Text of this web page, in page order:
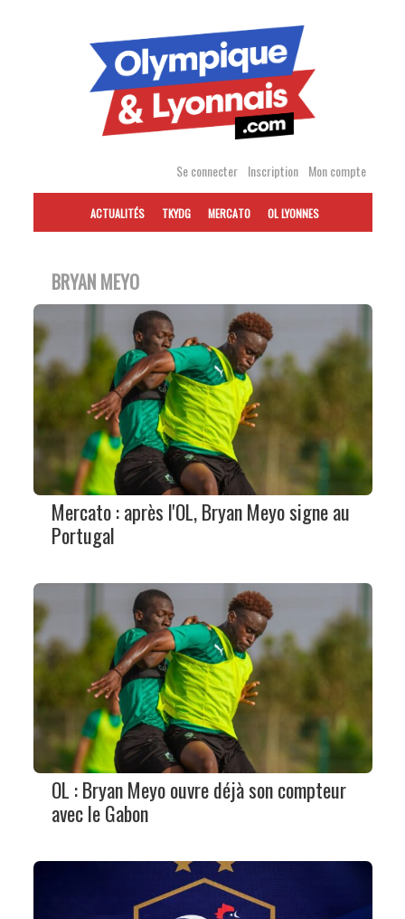
Se connecter Inscription Mon compte
ACTUALITÉS TKYDG MERCATO OL LYONNES
BRYAN MEYO
Mercato : après l'OL, Bryan Meyo signe au
Portugal
OL : Bryan Meyo ouvre déjà son compteur
avec le Gabon